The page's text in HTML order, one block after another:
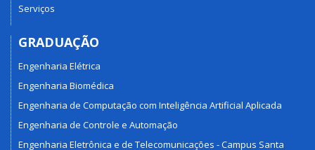
Serviços
GRADUAÇÃO
Engenharia Elétrica
Engenharia Biomédica
Engenharia de Computação com Inteligência Artificial Aplicada
Engenharia de Controle e Automação
Engenharia Eletrônica e de Telecomunicações - Campus Santa